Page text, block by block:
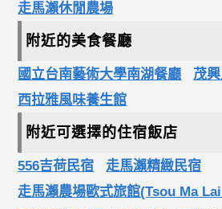
走馬瀨休閒農場
附近的美食餐廳
國立台南藝術大學南湖餐廳 茂
西拉雅風味養生館
附近可選擇的住宿飯店
556吉荷民宿
走馬瀨精緻民宿
走馬瀨農場歐式旅館(Tsou Ma